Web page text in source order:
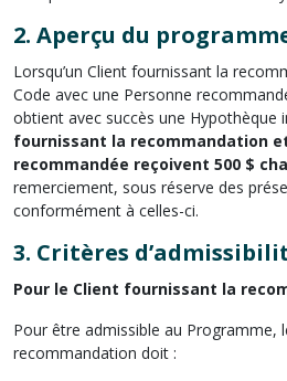
2. Aperçu du
Lorsqu’un Client fournissant la
Code avec une Personne
obtient avec succès une Hypothèque
fournissant la recommandation
recommandée reçoivent 500 $
remerciement, sous réserve des
conformément à celles-ci.
3. Critères
Pour le Client fournissant la
Pour être admissible au Programme,
recommandation doit :